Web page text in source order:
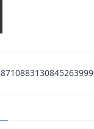
8710883130845263999